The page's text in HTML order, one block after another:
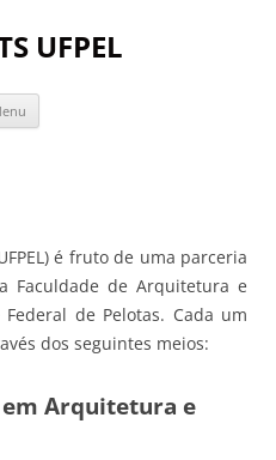
UFPEL
é fruto de uma parceria
Faculdade de Arquitetura e
de Pelotas. Cada um
dos seguintes meios:
em Arquitetura e